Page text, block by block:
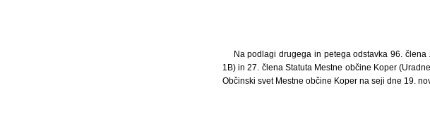
Na podlagi drugega in petega odstavka 96.
1B) in 27. člena Statuta Mestne občine Koper
Občinski svet Mestne občine Koper na seji dne 19.